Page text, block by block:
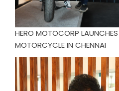
HERO MOTOCORP
MOTORCYCLE IN CHENNAI